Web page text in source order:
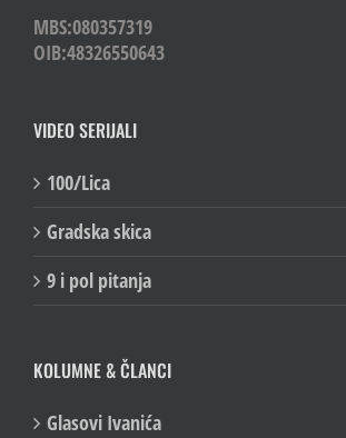
MBS:080357319
OIB:48326550643
VIDEO SERIJALI
100/Lica
Gradska skica
9 i pol pitanja
KOLUMNE & ČLANCI
Glasovi Ivanića